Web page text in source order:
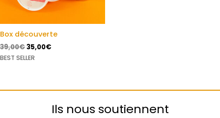
Box découverte
39,00€35,00€
BEST SELLER
Ils nous soutiennent